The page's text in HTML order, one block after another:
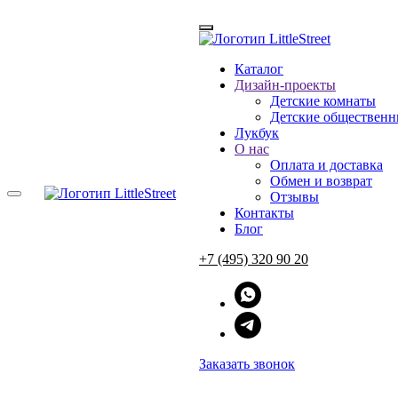
Каталог
Дизайн-проекты
Детские комнаты
Детские
Лукбук
О нас
Оплата и доставка
Обмен и возврат
Отзывы
Контакты
Блог
+7 (495) 320 90 20
Заказать звонок
За 8 лет существования бренда мы сделали много съемок:
Заряжайтесь новыми идеями и смотрите на реальные фото